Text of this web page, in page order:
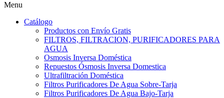
Menu
Catálogo
Productos con Envío Gratis
FILTROS, FILTRACION, PURIFICADORES PARA
AGUA
Osmosis Inversa Doméstica
Repuestos Ósmosis Inversa Domestica
Ultrafiltración Doméstica
Filtros Purificadores De Agua Sobre-Tarja
Filtros Purificadores De Agua Bajo-Tarja